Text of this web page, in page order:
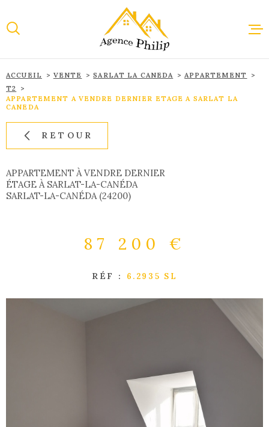
la
au
menu
au
contenu
NOUS
ACCUEIL VENTE SARLAT LA CANEDA
APPARTEMENT
T2
APPARTEMENT A VENDRE DERNIER ETAGE A SARLAT LA
CANEDA
RETOUR
APPARTEMENT À VENDRE DERNIER
ÉTAGE À SARLAT-LA-CANÉDA
SARLAT-LA-CANÉDA (24200)
87 200 €
RÉF : 6.2935 SL